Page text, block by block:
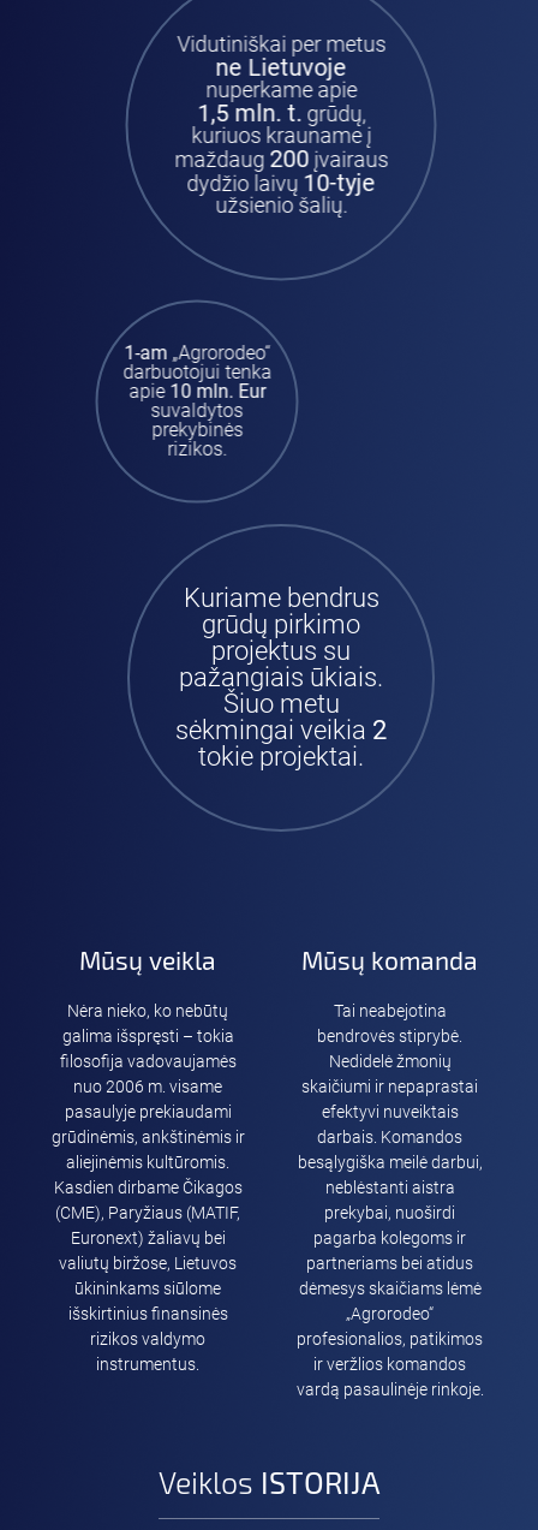
Vidutiniškai per metus
ne Lietuvoje
nuperkame apie
1,5 mln. t. grūdų,
kuriuos krauname į
maždaug 200 įvairaus
dydžio laivų 10-tyje
užsienio šalių.
1-am „Agrorodeo“
darbuotojui tenka
apie 10 mln. Eur
suvaldytos
prekybinės
rizikos.
Kuriame bendrus
grūdų pirkimo
projektus su
pažangiais ūkiais.
Šiuo metu
sėkmingai veikia 2
tokie projektai.
Mūsų veikla
Nėra nieko, ko nebūtų
galima išspręsti – tokia
filosofija vadovaujamės
nuo 2006 m. visame
pasaulyje prekiaudami
grūdinėmis, ankštinėmis ir
aliejinėmis kultūromis.
Kasdien dirbame Čikagos
(CME), Paryžiaus (MATIF,
Euronext) žaliavų bei
valiutų biržose, Lietuvos
ūkininkams siūlome
išskirtinius finansinės
rizikos valdymo
instrumentus.
Mūsų komanda
Tai neabejotina
bendrovės stiprybė.
Nedidelė žmonių
skaičiumi ir nepaprastai
efektyvi nuveiktais
darbais. Komandos
besąlygiška meilė darbui,
neblėstanti aistra
prekybai, nuoširdi
pagarba kolegoms ir
partneriams bei atidus
dėmesys skaičiams lėmė
„Agrorodeo“
profesionalios, patikimos
ir veržlios komandos
vardą pasaulinėje rinkoje.
Veiklos ISTORIJA